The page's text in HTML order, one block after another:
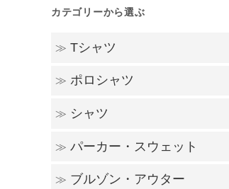
カテゴリーから選ぶ
≫ Tシャツ
半袖Tシャツ
長袖Tシャツ
≫ ポロシャツ
半袖ポロシャツ
長袖ポロシャツ
≫ シャツ
シャツ
≫ パーカー・スウェット
パーカー
スウェット
≫ ブルゾン・アウター